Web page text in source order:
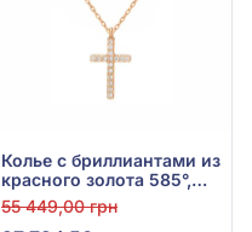
Колье с бриллиантами из
красного золота 585°,
бриллиант 0,09ct, арт. 1-
3100030
55 449,00 грн